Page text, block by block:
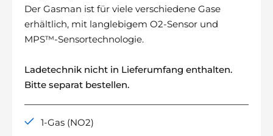
Der Gasman ist für viele verschiedene Gase
erhältlich, mit langlebigem O2-Sensor und
MPS™-Sensortechnologie.
Ladetechnik nicht in Lieferumfang enthalten.
Bitte separat bestellen.
1-Gas (NO2)